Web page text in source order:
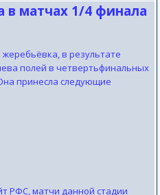
в матчах 1/4 финала
в результате
полей в четвертьфинальных
принесла следующие
РФС, матчи данной стадии